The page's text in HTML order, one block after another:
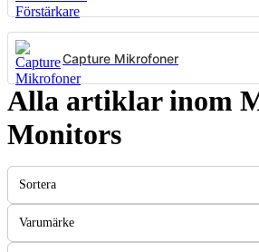
Capture Mikrofoner
Alla artiklar inom
Monitors
Sortera
Varumärke